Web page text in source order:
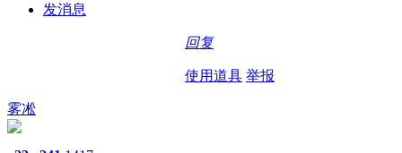
发消息
回复
使用道具 举报
雾凇